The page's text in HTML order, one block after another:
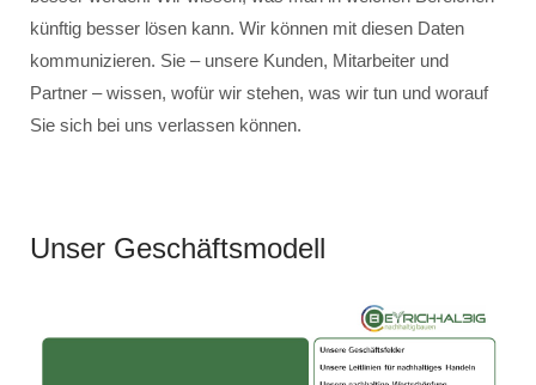
künftig besser lösen kann. Wir können mit diesen Daten
kommunizieren. Sie – unsere Kunden, Mitarbeiter und
Partner – wissen, wofür wir stehen, was wir tun und worauf
Sie sich bei uns verlassen können.
Unser Geschäftsmodell